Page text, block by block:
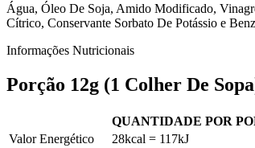
Água, Óleo De Soja, Amido Modificado,
Cítrico, Conservante Sorbato De Potássio e
Informações Nutricionais
Porção 12g (1 Colher De
QUANTIDADE POR
Valor Energético
28kcal = 117kJ